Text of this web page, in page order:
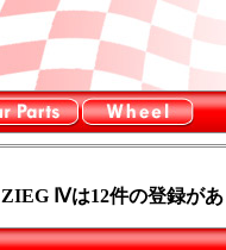
Ⅳは12件の登録が